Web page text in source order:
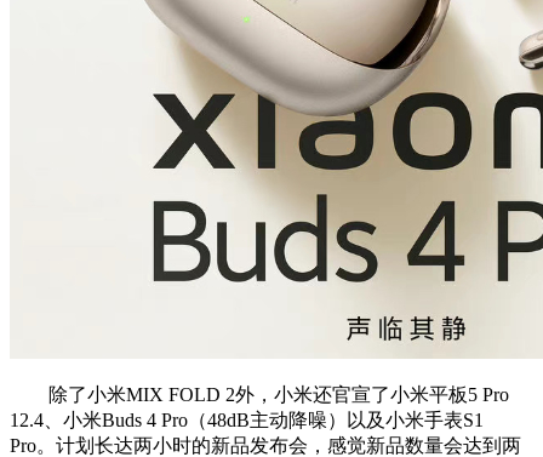
除了小米MIX FOLD 2外，小米还官宣了小米平板5 Pro
12.4、小米Buds 4 Pro（48dB主动降噪）以及小米手表S1
Pro。计划长达两小时的新品发布会，感觉新品数量会达到两